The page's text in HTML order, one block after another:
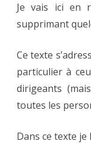
Je vais ici en
supprimant
Ce texte
particulier à
dirigeants
toutes les
Dans ce texte